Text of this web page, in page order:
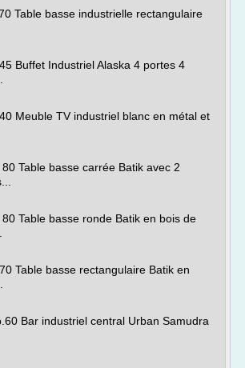
Table basse industrielle rectangulaire
Buffet Industriel Alaska 4 portes 4
Meuble TV industriel blanc en métal et
Table basse carrée Batik avec 2
Table basse ronde Batik en bois de
Table basse rectangulaire Batik en
Bar industriel central Urban Samudra